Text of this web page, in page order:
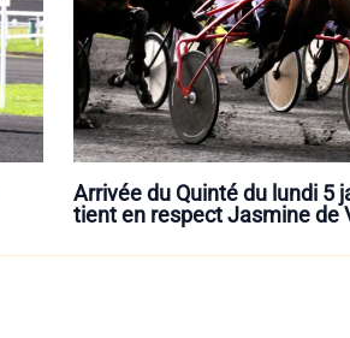
Arrivée du Quinté du lundi 5
tient en respect Jasmine de